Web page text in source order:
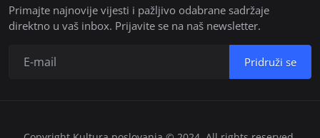
Primajte najnovije vijesti i pažljivo odabrane sadržaje
direktno u vaš inbox. Prijavite se na naš newsletter.
Pridruži se